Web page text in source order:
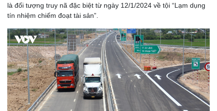
là đối tượng truy nã đặc biệt từ ngày 12/1/2024 về tội “Lạm dụng
tín nhiệm chiếm đoạt tài sản”.